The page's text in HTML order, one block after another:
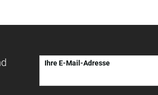
Ihre E-Mail-Adresse